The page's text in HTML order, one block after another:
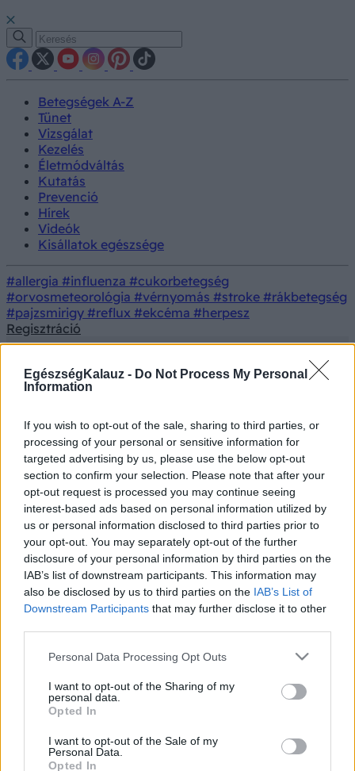
EgészségKalauz - Do Not Process My Personal
Information
If you wish to opt-out of the sale, sharing to third parties, or
processing of your personal or sensitive information for
targeted advertising by us, please use the below opt-out
section to confirm your selection. Please note that after your
opt-out request is processed you may continue seeing
interest-based ads based on personal information utilized by
us or personal information disclosed to third parties prior to
your opt-out. You may separately opt-out of the further
disclosure of your personal information by third parties on the
IAB’s list of downstream participants. This information may
also be disclosed by us to third parties on the IAB’s List of
Downstream Participants that may further disclose it to other
Please note that this website/app uses one or more Google
not limited to your visit or usage behaviour. You may click to
grant or deny consent to Google and its third-party tags to
use your data for below specified purposes in below Google
consent section.
Personal Data Processing Opt Outs
I want to opt-out of the Sharing of my
personal data.
Opted In
I want to opt-out of the Sale of my
Personal Data.
Opted In
Betegségek A-Z
Tünet
Vizsgálat
Kezelés
Életmódváltás
Kutatás
Prevenció
Hírek
Videók
Kisállatok egészsége
#allergia #influenza #cukorbetegség
#orvosmeteorológia #vérnyomás #stroke #rákbetegség
#pajzsmirigy #reflux #ekcéma #herpesz
Regisztráció
Szexuális úton terjedő
fertőzések
Szexuális úton terjedő betegségek
okai, tünetei és kezelési
lehetőségei
Naponta közel egymillió ember fertőződik meg a
világon valamilyen szexuális úton terjedő
betegséggel. Ezek a fertőzések rendkívül
sokfélék, számtalan tünettel járhatnak együtt, a
következményeik pedig akár halálosak is
A szexuális úton terjedő